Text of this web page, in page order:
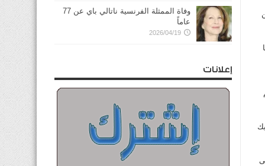
وفاة الممثلة الفرنسية ناتالي باي عن 77
عاماً
2026/04/19
إعلانات